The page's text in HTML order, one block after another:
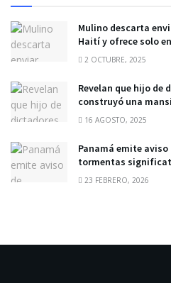
Mulino descarta
Haití y ofrece solo
2 OCTUBRE, 2025
Revelan que hijo de
construyó una
16 AGOSTO, 2025
Panamá emite
tormentas
23 FEBRERO, 2026